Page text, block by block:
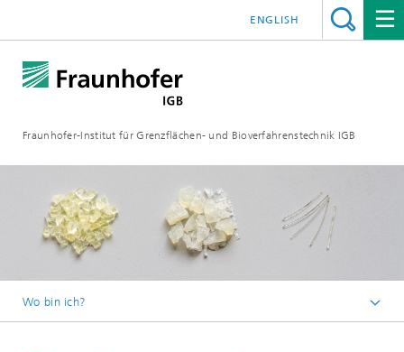
Fraunhofer-Institut für Grenzflächen- und Bioverfahrenstechnik IGB
ENGLISH
Wo bin ich?